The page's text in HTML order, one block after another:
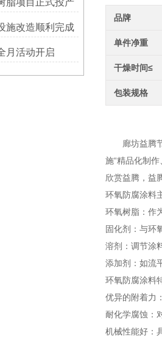
脂项目正式投产
施改造顺利完成
月活动开启
品牌
单件净重
干燥时间≤
包装规格
廊坊益腾节
施“精品化制
欣赏益腾，益
环氧防腐涂料
环氧树脂：作
固化剂：与环
溶剂：调节涂
添加剂：如流
环氧防腐涂料
优异的附着力
耐化学腐蚀：
机械性能好：